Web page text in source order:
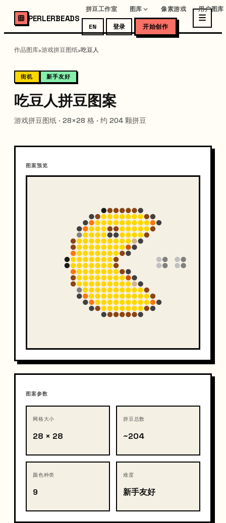
PERLERBEADS
拼豆工作室 图库 像素游戏 用户图库
EN 登录 开始创作
作品图库›游戏拼豆图纸›吃豆人
街机 新手友好
吃豆人拼豆图案
游戏拼豆图纸 · 28×28 格 · 约 204 颗拼豆
图案预览
图案参数
网格大小
28 × 28
拼豆总数
~204
颜色种类
9
难度
新手友好